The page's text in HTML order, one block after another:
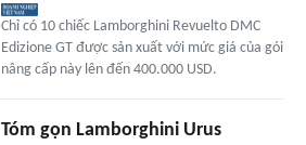
Chỉ có 10 chiếc Lamborghini Revuelto DMC
Edizione GT được sản xuất với mức giá của gói
nâng cấp này lên đến 400.000 USD.
Tóm gọn Lamborghini Urus